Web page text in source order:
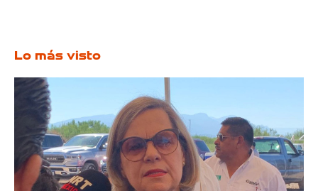
Lo más visto